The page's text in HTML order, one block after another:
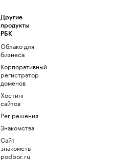
Другие
продукты
РБК
Облако для
бизнеса
Корпоративный
регистратор
доменов
Хостинг
сайтов
Рег.решения
Знакомства
Сайт
знакомств
podbor.ru